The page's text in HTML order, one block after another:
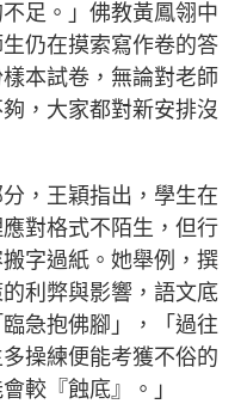
足。」佛教黃鳳翎中
仍在摸索寫作卷的答
本試卷，無論對老師
，大家都對新安排沒
，王穎指出，學生在
對格式不陌生，但行
字過紙。她舉例，撰
利弊與影響，語文底
急抱佛腳」，「過往
操練便能考獲不俗的
較『蝕底』。」